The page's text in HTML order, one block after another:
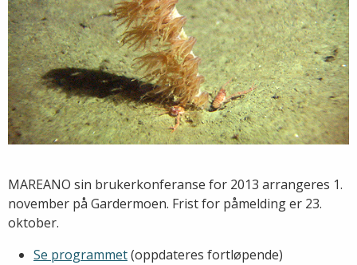
MAREANO sin brukerkonferanse for 2013 arrangeres 1.
november på Gardermoen. Frist for påmelding er 23.
oktober.
Se programmet(oppdateres fortløpende)